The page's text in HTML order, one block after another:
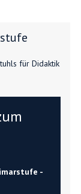
für Didaktik
-